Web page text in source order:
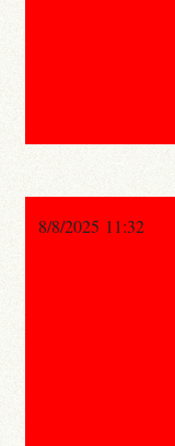
8/8/2025 11:32